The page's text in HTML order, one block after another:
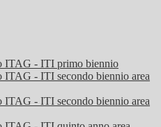
ITAG - ITI primo biennio
ITAG - ITI secondo biennio area
ITAG - ITI secondo biennio area